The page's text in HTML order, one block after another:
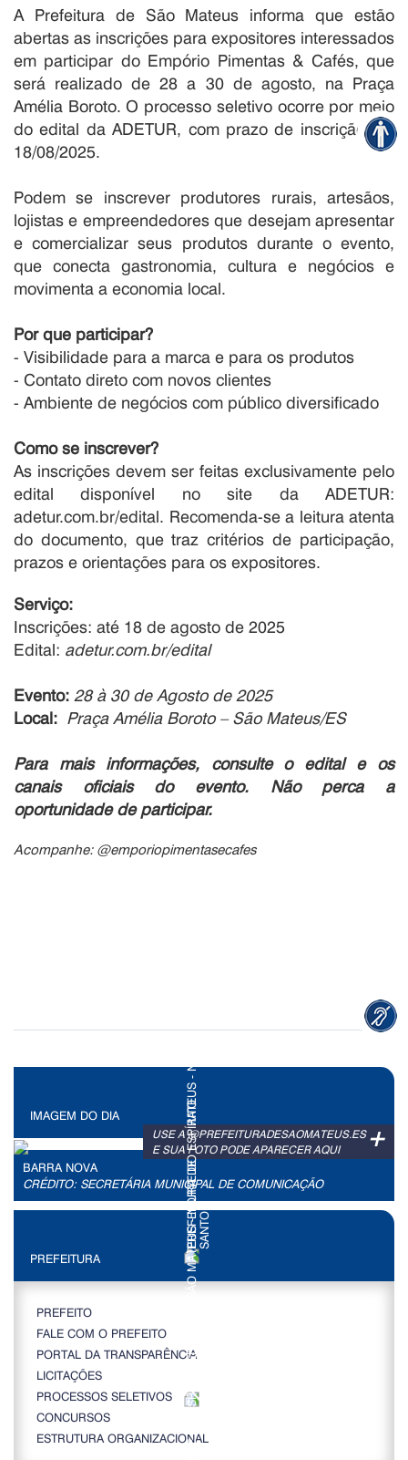
A Prefeitura de São Mateus informa que estão
abertas as inscrições para expositores interessados
em participar do Empório Pimentas & Cafés, que
será realizado de 28 a 30 de agosto, na Praça
Amélia Boroto. O processo seletivo ocorre por meio
do edital da ADETUR, com prazo de inscrição até
18/08/2025.
Podem se inscrever produtores rurais, artesãos,
lojistas e empreendedores que desejam apresentar
e comercializar seus produtos durante o evento,
que conecta gastronomia, cultura e negócios e
movimenta a economia local.
Por que participar?
- Visibilidade para a marca e para os produtos
- Contato direto com novos clientes
- Ambiente de negócios com público diversificado
Como se inscrever?
As inscrições devem ser feitas exclusivamente pelo
edital disponível no site da ADETUR:
adetur.com.br/edital. Recomenda-se a leitura atenta
do documento, que traz critérios de participação,
prazos e orientações para os expositores.
Serviço:
Inscrições: até 18 de agosto de 2025
Edital: adetur.com.br/edital
Evento: 28 à 30 de Agosto de 2025
Local: Praça Amélia Boroto – São Mateus/ES
Para mais informações, consulte o edital e os
canais oficiais do evento. Não perca a
oportunidade de participar.
Acompanhe: @emporiopimentasecafes
IMAGEM DO DIA
+
USE A @PREFEITURADESAOMATEUS.ES
E SUA FOTO PODE APARECER AQUI
BARRA NOVA
CRÉDITO: SECRETÁRIA MUNICIPAL DE COMUNICAÇÃO
PREFEITURA
PREFEITO
FALE COM O PREFEITO
PORTAL DA TRANSPARÊNCIA
LICITAÇÕES
PROCESSOS SELETIVOS
CONCURSOS
ESTRUTURA ORGANIZACIONAL